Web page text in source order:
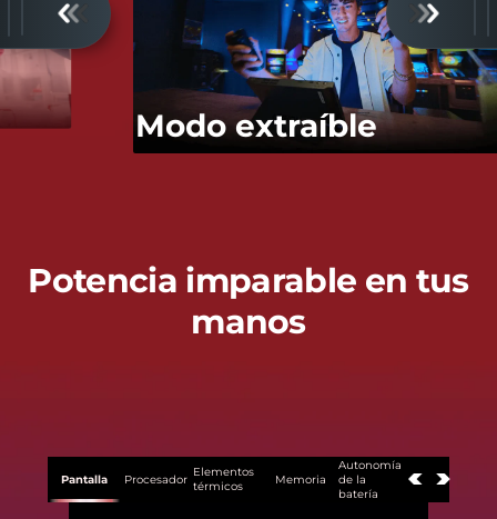
Modo extraíble
Potencia imparable en tus
manos
Pantalla Procesador Elementos
térmicos
Memoria
Autonomía
de la
batería